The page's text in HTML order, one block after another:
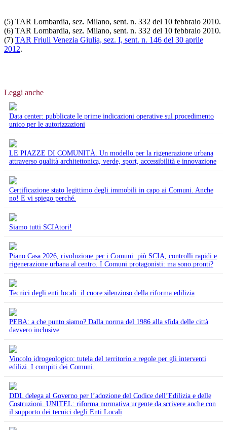
(5) TAR Lombardia, sez. Milano, sent. n. 332 del 10 febbraio 2010.
(6) TAR Lombardia, sez. Milano, sent. n. 332 del 10 febbraio 2010.
(7) TAR Friuli Venezia Giulia, sez. I, sent. n. 146 del 30 aprile
2012.
Leggi anche
Data center: pubblicate le prime indicazioni operative sul procedimento
unico per le autorizzazioni
LE PIAZZE DI COMUNITÀ. Un modello per la rigenerazione urbana
attraverso qualità architettonica, verde, sport, accessibilità e innovazione
Certificazione stato legittimo degli immobili in capo ai Comuni. Anche
no! E vi spiego perché.
Siamo tutti SCIAtori!
Piano Casa 2026, rivoluzione per i Comuni: più SCIA, controlli rapidi e
rigenerazione urbana al centro. I Comuni protagonisti: ma sono pronti?
Tecnici degli enti locali: il cuore silenzioso della riforma edilizia
PEBA: a che punto siamo? Dalla norma del 1986 alla sfida delle città
davvero inclusive
Vincolo idrogeologico: tutela del territorio e regole per gli interventi
edilizi. I compiti dei Comuni.
DDL delega al Governo per l’adozione del Codice dell’Edilizia e delle
Costruzioni. UNITEL: riforma normativa urgente da scrivere anche con
il supporto dei tecnici degli Enti Locali